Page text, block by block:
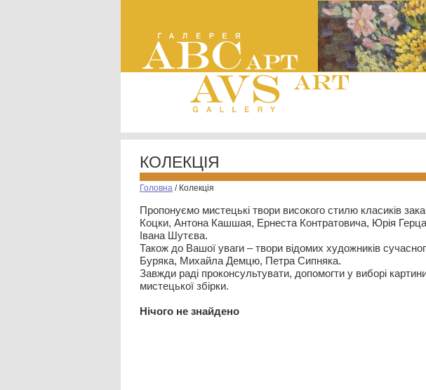
КОЛЕКЦІЯ
Головна / Колекція
Пропонуємо мистецькі твори високого стилю класиків
Коцки, Антона Кашшая, Ернеста Контратовича, Юрія
Івана Шутєва.
Також до Вашої уваги – твори відомих художників
Буряка, Михайла Демцю, Петра Сипняка.
Завжди раді проконсультувати, допомогти у виборі
мистецької збірки.
Нiчого не знайдено